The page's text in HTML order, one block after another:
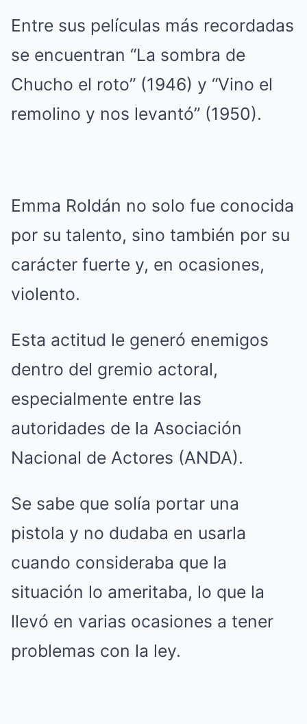
Entre sus películas más recordadas
se encuentran “La sombra de
Chucho el roto” (1946) y “Vino el
remolino y nos levantó” (1950).
Emma Roldán no solo fue conocida
por su talento, sino también por su
carácter fuerte y, en ocasiones,
violento.
Esta actitud le generó enemigos
dentro del gremio actoral,
especialmente entre las
autoridades de la Asociación
Nacional de Actores (ANDA).
Se sabe que solía portar una
pistola y no dudaba en usarla
cuando consideraba que la
situación lo ameritaba, lo que la
llevó en varias ocasiones a tener
problemas con la ley.